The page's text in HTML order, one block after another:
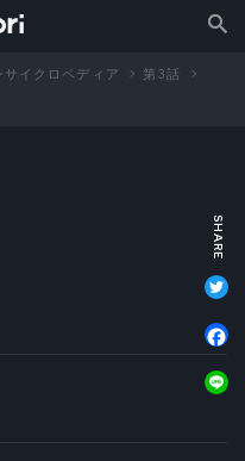
イクロペディア
第3話